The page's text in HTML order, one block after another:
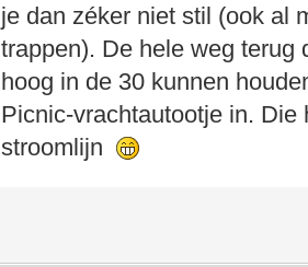
je dan zéker niet stil (ook al
trappen). De hele weg terug
hoog in de 30 kunnen
Picnic-vrachtautootje in.
stroomlijn